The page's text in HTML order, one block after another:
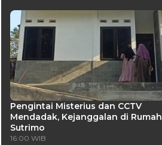
Pengintai Misterius dan CCTV
Mendadak, Kejanggalan di Rumah
Sutrimo
16:00 WIB